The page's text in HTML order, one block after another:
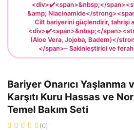
<div>✔️<span>&nbsp;</
&amp; Niacinamide</
Cilt bariyerini güçlendirir, tahrişi
<div>✔️<span>&nbsp;</
(Aloe Vera, Jojoba, Badem)</
</span>– Sakinleştirici ve
Bariyer Onarıcı Yaşlanma
Karşıtı Kuru Hassas ve
Temel Bakım Seti
(0)